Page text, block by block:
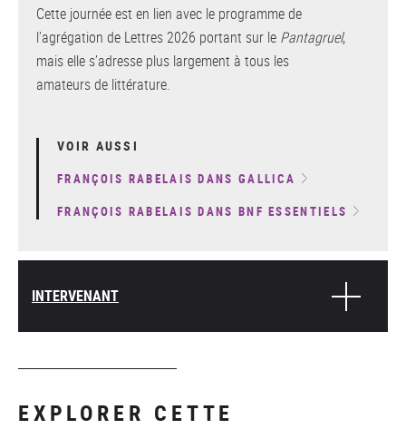
Cette journée est en lien avec le programme de
l’agrégation de Lettres 2026 portant sur le Pantagruel,
mais elle s’adresse plus largement à tous les
amateurs de littérature.
VOIR AUSSI
FRANÇOIS RABELAIS DANS GALLICA
FRANÇOIS RABELAIS DANS BNF ESSENTIELS
INTERVENANT
EXPLORER CETTE